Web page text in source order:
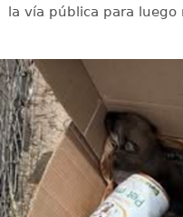
la vía pública para luego